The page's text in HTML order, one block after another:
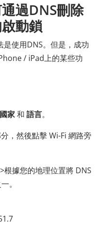
過DNS刪除
動鎖
使用DNS。但是，成功
/ iPad上的某些功
國家和 語言。
分，然後點擊 Wi-Fi 網路旁
根據您的地理位置將 DNS
。